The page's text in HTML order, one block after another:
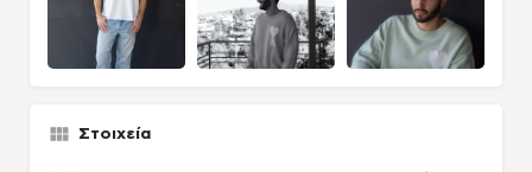
Στοιχεία